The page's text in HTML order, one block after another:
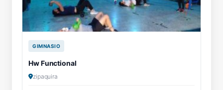
GIMNASIO
Hw Functional
zipaquira